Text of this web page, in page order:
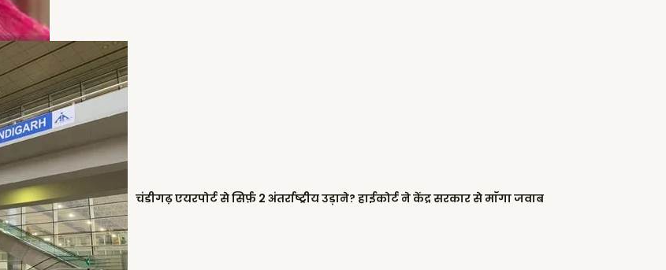
चंडीगढ़ एयरपोर्ट से सिर्फ़ 2 अंतर्राष्ट्रीय उड़ाने? हाईकोर्ट ने केंद्र सरकार से माँगा जवाब